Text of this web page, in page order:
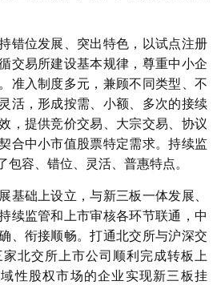
错位发展、突出特色，以试点注册
交易所建设基本规律，尊重中小企
准入制度多元，兼顾不同类型、不
活，形成按需、小额、多次的接续
，提供竞价交易、大宗交易、协议
合中小市值股票特定需求。持续监
容、错位、灵活、普惠特点。
基础上设立，与新三板一体发展、
续监管和上市审核各环节联通，中
、衔接顺畅。打通北交所与沪深交
北交所上市公司顺利完成转板上
性股权市场的企业实现新三板挂